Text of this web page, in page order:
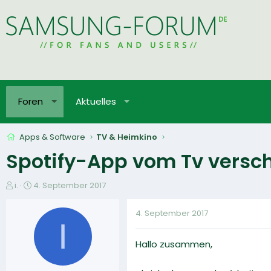
Foren Aktuelles
Apps & Software TV & Heimkino
Spotify-App vom Tv
Ei.
E
e
l
4. September 2017
I
4. September 2017
Hallo zusammen,